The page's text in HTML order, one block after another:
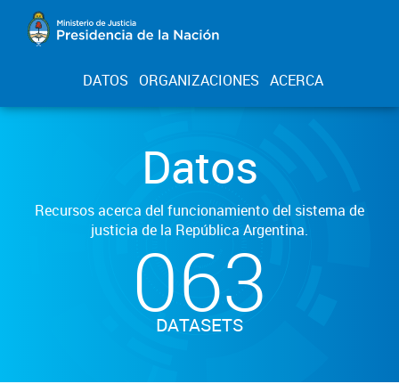
DATOS ORGANIZACIONES ACERCA
Datos
Recursos acerca del funcionamiento del sistema de
justicia de la República Argentina.
063
DATASETS